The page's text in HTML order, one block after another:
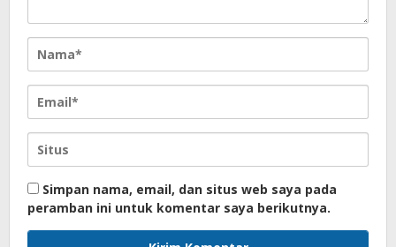
Simpan nama, email, dan situs web saya pada
peramban ini untuk komentar saya berikutnya.